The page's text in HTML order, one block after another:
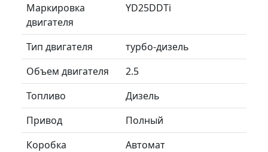
Маркировка
двигателя
YD25DDTi
Тип двигателя
турбо-дизель
Объем двигателя
2.5
Топливо
Дизель
Привод
Полный
Коробка
Автомат